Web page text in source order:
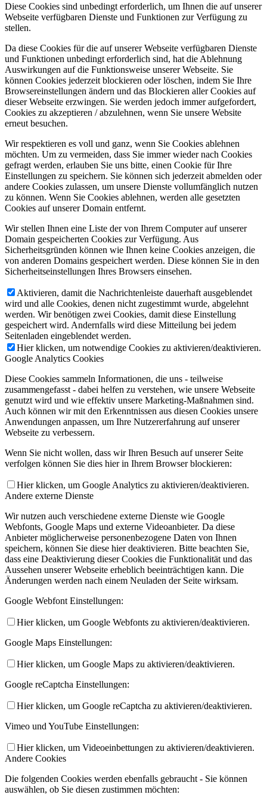
Diese Cookies sind unbedingt erforderlich, um Ihnen die auf unserer
Webseite verfügbaren Dienste und Funktionen zur Verfügung zu
stellen.
Da diese Cookies für die auf unserer Webseite verfügbaren Dienste
und Funktionen unbedingt erforderlich sind, hat die Ablehnung
Auswirkungen auf die Funktionsweise unserer Webseite. Sie
können Cookies jederzeit blockieren oder löschen, indem Sie Ihre
Browsereinstellungen ändern und das Blockieren aller Cookies auf
dieser Webseite erzwingen. Sie werden jedoch immer aufgefordert,
Cookies zu akzeptieren / abzulehnen, wenn Sie unsere Website
erneut besuchen.
Wir respektieren es voll und ganz, wenn Sie Cookies ablehnen
möchten. Um zu vermeiden, dass Sie immer wieder nach Cookies
gefragt werden, erlauben Sie uns bitte, einen Cookie für Ihre
Einstellungen zu speichern. Sie können sich jederzeit abmelden oder
andere Cookies zulassen, um unsere Dienste vollumfänglich nutzen
zu können. Wenn Sie Cookies ablehnen, werden alle gesetzten
Cookies auf unserer Domain entfernt.
Wir stellen Ihnen eine Liste der von Ihrem Computer auf unserer
Domain gespeicherten Cookies zur Verfügung. Aus
Sicherheitsgründen können wie Ihnen keine Cookies anzeigen, die
von anderen Domains gespeichert werden. Diese können Sie in den
Sicherheitseinstellungen Ihres Browsers einsehen.
Aktivieren, damit die Nachrichtenleiste dauerhaft ausgeblendet
wird und alle Cookies, denen nicht zugestimmt wurde, abgelehnt
werden. Wir benötigen zwei Cookies, damit diese Einstellung
gespeichert wird. Andernfalls wird diese Mitteilung bei jedem
Seitenladen eingeblendet werden.
Hier klicken, um notwendige Cookies zu aktivieren/deaktivieren.
Google Analytics Cookies
Diese Cookies sammeln Informationen, die uns - teilweise
zusammengefasst - dabei helfen zu verstehen, wie unsere Webseite
genutzt wird und wie effektiv unsere Marketing-Maßnahmen sind.
Auch können wir mit den Erkenntnissen aus diesen Cookies unsere
Anwendungen anpassen, um Ihre Nutzererfahrung auf unserer
Webseite zu verbessern.
Wenn Sie nicht wollen, dass wir Ihren Besuch auf unserer Seite
verfolgen können Sie dies hier in Ihrem Browser blockieren:
Hier klicken, um Google Analytics zu aktivieren/deaktivieren.
Andere externe Dienste
Wir nutzen auch verschiedene externe Dienste wie Google
Webfonts, Google Maps und externe Videoanbieter. Da diese
Anbieter möglicherweise personenbezogene Daten von Ihnen
speichern, können Sie diese hier deaktivieren. Bitte beachten Sie,
dass eine Deaktivierung dieser Cookies die Funktionalität und das
Aussehen unserer Webseite erheblich beeinträchtigen kann. Die
Änderungen werden nach einem Neuladen der Seite wirksam.
Google Webfont Einstellungen:
Hier klicken, um Google Webfonts zu aktivieren/deaktivieren.
Google Maps Einstellungen:
Hier klicken, um Google Maps zu aktivieren/deaktivieren.
Google reCaptcha Einstellungen:
Hier klicken, um Google reCaptcha zu aktivieren/deaktivieren.
Vimeo und YouTube Einstellungen:
Hier klicken, um Videoeinbettungen zu aktivieren/deaktivieren.
Andere Cookies
Die folgenden Cookies werden ebenfalls gebraucht - Sie können
auswählen, ob Sie diesen zustimmen möchten: